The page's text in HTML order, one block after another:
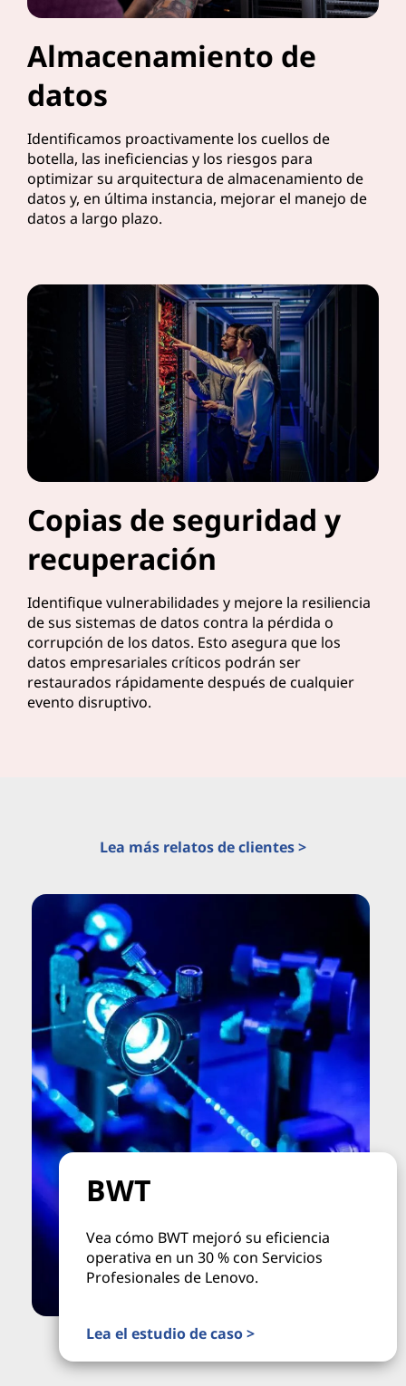
Almacenamiento de
datos
Identificamos proactivamente los cuellos de
botella, las ineficiencias y los riesgos para
optimizar su arquitectura de almacenamiento de
datos y, en última instancia, mejorar el manejo de
datos a largo plazo.
Copias de seguridad y
recuperación
Identifique vulnerabilidades y mejore la resiliencia
de sus sistemas de datos contra la pérdida o
corrupción de los datos. Esto asegura que los
datos empresariales críticos podrán ser
restaurados rápidamente después de cualquier
evento disruptivo.
Lea más relatos de clientes >
BWT
Vea cómo BWT mejoró su eficiencia
operativa en un 30 % con Servicios
Profesionales de Lenovo.
Lea el estudio de caso >